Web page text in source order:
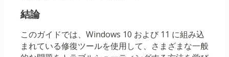
結論
このガイドでは、Windows 10 および 11 に組み込
まれている修復ツールを使用して、さまざまな一般